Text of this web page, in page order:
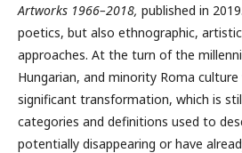
Artworks 1966–2018, published in
poetics, but also ethnographic,
approaches. At the turn of the
Hungarian, and minority Roma
significant transformation, which is
categories and definitions used to
potentially disappearing or have